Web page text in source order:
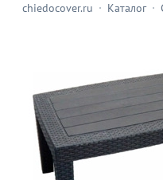
chiedocover.ru Каталог